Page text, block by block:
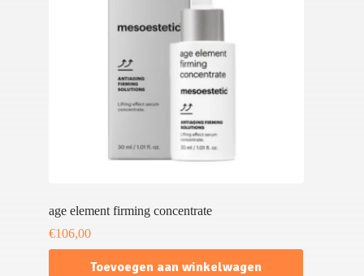
age element firming concentrate
€106,00
Toevoegen aan winkelwagen